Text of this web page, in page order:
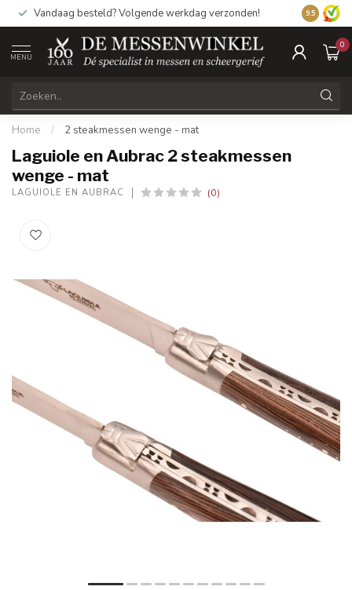
Vandaag besteld? Volgende werkdag verzonden! 9.5
MENU
0
Home / 2 steakmessen wenge - mat
Laguiole en Aubrac 2 steakmessen
wenge - mat
LAGUIOLE EN AUBRAC (0)